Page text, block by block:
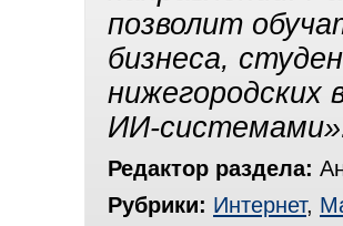
позволит
бизнеса,
нижегородских
ИИ-
Редактор раздела:
Рубрики: Интернет,